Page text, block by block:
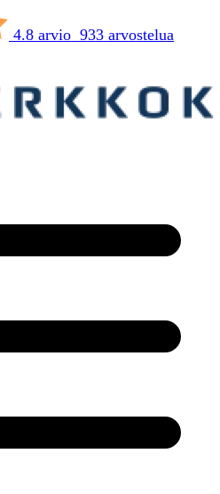
4.8 arvio 933 arvostelua